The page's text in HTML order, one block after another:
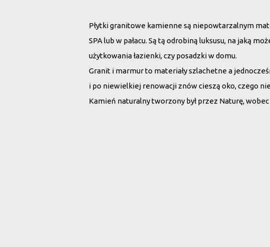
Płytki granitowe kamienne są niepowtarzalnym
SPA lub w pałacu. Są tą odrobiną luksusu, na jaką
użytkowania łazienki, czy posadzki w domu.
Granit i marmur to materiały szlachetne a
i po niewielkiej renowacji znów cieszą oko, czego
Kamień naturalny tworzony był przez Naturę,